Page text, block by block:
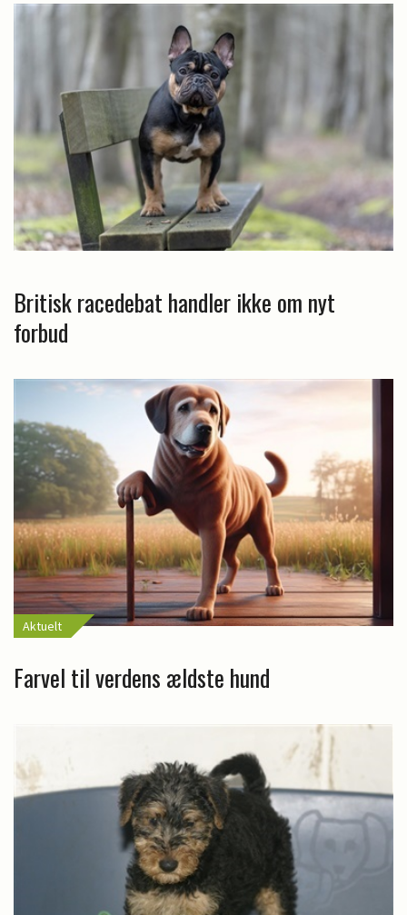
Britisk racedebat handler ikke om nyt
forbud
Aktuelt
Farvel til verdens ældste hund